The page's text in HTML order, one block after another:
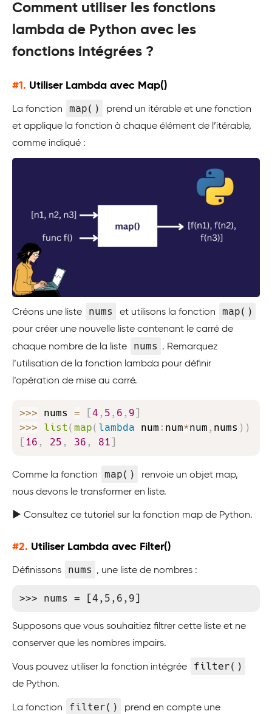
Comment utiliser les fonctions
lambda de Python avec les
fonctions intégrées ?
#1. Utiliser Lambda avec Map()
La fonction map()
prend un itérable et une fonction
et applique la fonction à chaque élément de l’itérable,
comme indiqué :
Créons une liste nums et utilisons la fonction map()
pour créer une nouvelle liste contenant le carré de
chaque nombre de la liste
nums
. Remarquez
l’utilisation de la fonction lambda pour définir
l’opération de mise au carré.
>>> nums = 4 , 5 , 6 , 9
>>> list ( map( lambda num : num*num , nums ) )
16 , 25 , 36 , 81
Comme la fonction map()
renvoie un objet map,
nous devons le transformer en liste.
▶️ Consultez ce tutoriel sur la fonction map de Python.
#2. Utiliser Lambda avec Filter()
Définissons nums , une liste de nombres :
>>> nums = [4,5,6,9]
Supposons que vous souhaitiez filtrer cette liste et ne
conserver que les nombres impairs.
Vous pouvez utiliser la fonction intégrée filter()
de Python.
La fonction filter()
prend en compte une